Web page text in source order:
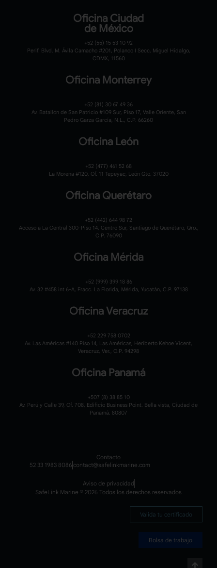
Oficina Ciudad
de México
+52 (55) 15 53 10 92
Perif. Blvd. M. Ávila Camacho #201, Polanco I Secc, Miguel Hidalgo,
CDMX, 11560
Oficina Monterrey
+52 (81) 30 67 49 36
Av. Batallón de San Patricio #109 Sur, Piso 17, Valle Oriente, San
Pedro Garza García, N.L., C.P. 66260
Oficina León
+52 (477) 461 52 68
La Morena #120, Of. 11 Tepeyac, León Gto. 37020
Oficina Querétaro
+52 (442) 644 98 72
Acceso a La Central 300-Piso 14, Centro Sur, Santiago de Querétaro, Qro.,
C.P. 76090
Oficina Mérida
+52 (999) 399 18 86
Av. 32 #458 int 6-A, Fracc. La Florida, Mérida, Yucatán, C.P. 97138
Oficina Veracruz
+52 229 758 0702
Av. Las Américas #140 Piso 14, Las Américas, Heriberto Kehoe Vicent,
Veracruz, Ver., C.P. 94298
Oficina Panamá
+507 (8) 38 85 10
Av. Perú y Calle 39, Of. 708, Edificio Business Point. Bella vista, Ciudad de
Panamá. 80807
Contacto
52 33 1983 8086 contact@safelinkmarine.com
Aviso de privacidad
SafeLink Marine © 2026 Todos los derechos reservados
Valida tu certificado
Bolsa de trabajo